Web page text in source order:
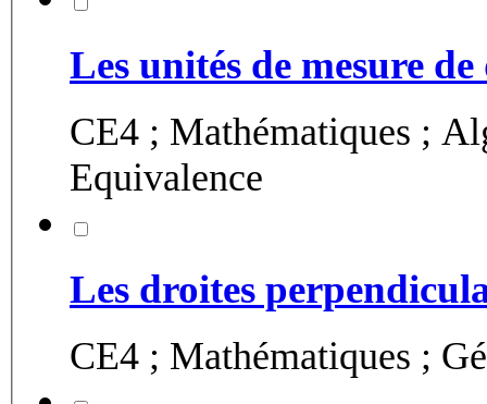
Les unités de mesure
CE4 ; Mathématiques ;
Equivalence
Les droites
CE4 ; Mathématiques ;